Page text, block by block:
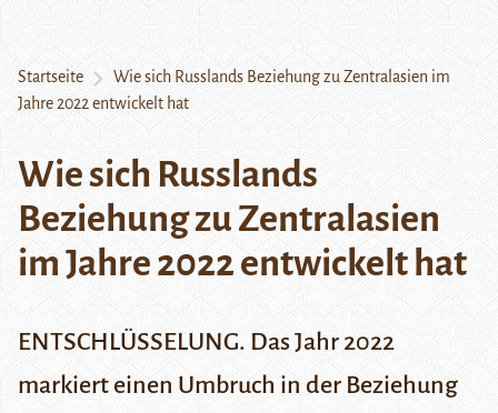
Startseite
Wie sich Russlands Beziehung zu Zentralasien im
Jahre 2022 entwickelt hat
Wie sich Russlands
Beziehung zu Zentralasien
im Jahre 2022 entwickelt hat
ENTSCHLÜSSELUNG. Das Jahr 2022
markiert einen Umbruch in der Beziehung